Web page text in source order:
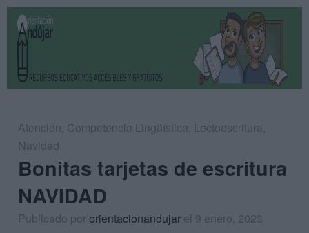
Atención, Competencia Lingüística, Lectoescritura,
Navidad
Bonitas tarjetas de escritura
NAVIDAD
Publicado pororientacionandujar el 9 enero, 2023